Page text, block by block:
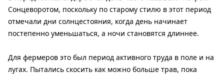
Сонцеворотом, поскольку по старому стилю в этот период
отмечали дни солнцестояния, когда день начинает
постепенно уменьшаться, а ночи становятся длиннее.
Для фермеров это был период активного труда в поле и на
лугах. Пытались скосить как можно больше трав, пока